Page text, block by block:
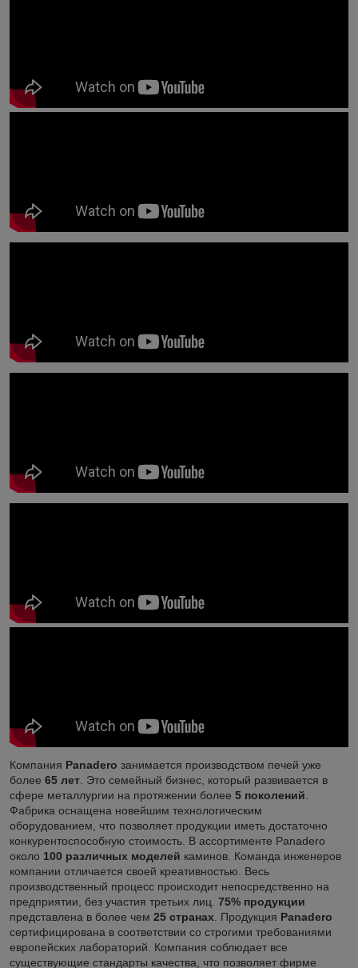
Компания Panadero занимается производством печей уже
более 65 лет . Это семейный бизнес, который развивается в
сфере металлургии на протяжении более 5 поколений
Фабрика оснащена новейшим технологическим
оборудованием, что позволяет продукции иметь достаточно
конкурентоспособную стоимость. В ассортименте Panadero
около 100 различных моделей каминов. Команда инженеров
компании отличается своей креативностью. Весь
производственный процесс происходит непосредственно на
предприятии, без участия третьих лиц. 75% продукции
представлена в более чем 25 странах . Продукция Panadero
сертифицирована в соответствии со строгими требованиями
европейских лабораторий. Компания соблюдает все
существующие стандарты качества, что позволяет фирме